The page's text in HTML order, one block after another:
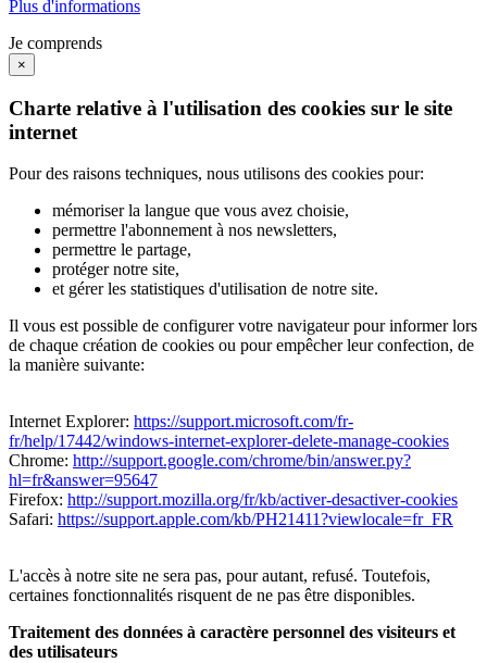
Plus d'informations
Je comprends
×
Charte relative à l'utilisation des cookies sur le site
internet
Pour des raisons techniques, nous utilisons des cookies pour:
mémoriser la langue que vous avez choisie,
permettre l'abonnement à nos newsletters,
permettre le partage,
protéger notre site,
et gérer les statistiques d'utilisation de notre site.
Il vous est possible de configurer votre navigateur pour informer lors
de chaque création de cookies ou pour empêcher leur confection, de
la manière suivante:
Internet Explorer: https://support.microsoft.com/fr-
fr/help/17442/windows-internet-explorer-delete-manage-cookies
Chrome: http://support.google.com/chrome/bin/answer.py?
hl=fr&answer=95647
Firefox: http://support.mozilla.org/fr/kb/activer-desactiver-cookies
Safari: https://support.apple.com/kb/PH21411?viewlocale=fr_FR
L'accès à notre site ne sera pas, pour autant, refusé. Toutefois,
certaines fonctionnalités risquent de ne pas être disponibles.
Traitement des données à caractère personnel des visiteurs et
des utilisateurs